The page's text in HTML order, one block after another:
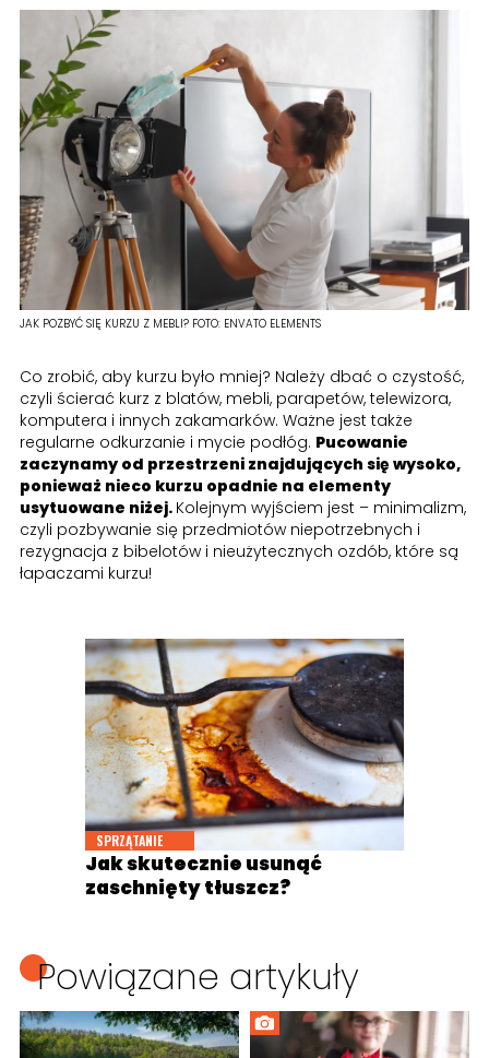
JAK POZBYĆ SIĘ KURZU Z MEBLI? FOTO: ENVATO ELEMENTS
Co zrobić, aby kurzu było mniej? Należy dbać o czystość,
czyli ścierać kurz z blatów, mebli, parapetów, telewizora,
komputera i innych zakamarków. Ważne jest także
regularne odkurzanie i mycie podłóg. Pucowanie
zaczynamy od przestrzeni znajdujących się wysoko,
ponieważ nieco kurzu opadnie na elementy
usytuowane niżej. Kolejnym wyjściem jest – minimalizm,
czyli pozbywanie się przedmiotów niepotrzebnych i
rezygnacja z bibelotów i nieużytecznych ozdób, które są
łapaczami kurzu!
SPRZĄTANIE
Jak skutecznie usunąć
zaschnięty tłuszcz?
Powiązane artykuły